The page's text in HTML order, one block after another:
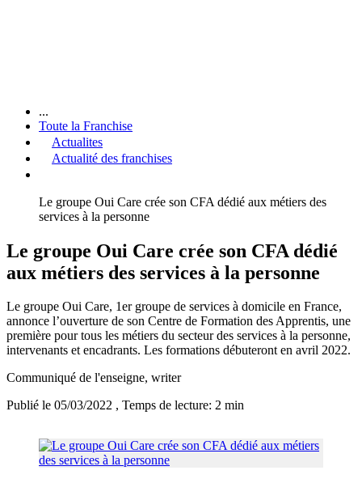
...
Toute la Franchise
Actualites
Actualité des franchises
Le groupe Oui Care crée son CFA dédié aux métiers des
services à la personne
Le groupe Oui Care crée son CFA dédié
aux métiers des services à la personne
Le groupe Oui Care, 1er groupe de services à domicile en France,
annonce l’ouverture de son Centre de Formation des Apprentis, une
première pour tous les métiers du secteur des services à la personne,
intervenants et encadrants. Les formations débuteront en avril 2022.
Communiqué de l'enseigne, writer
Publié le 05/03/2022 , Temps de lecture: 2 min